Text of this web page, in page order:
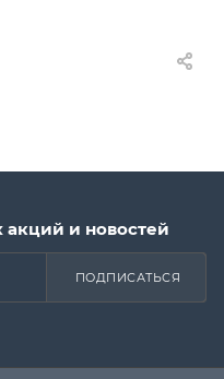
акций и новостей
ПОДПИСАТЬСЯ